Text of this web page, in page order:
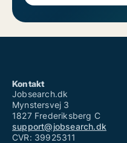
Kontakt
Jobsearch.dk
Mynstersvej 3
1827 Frederiksberg C
support@jobsearch.dk
CVR: 39925311